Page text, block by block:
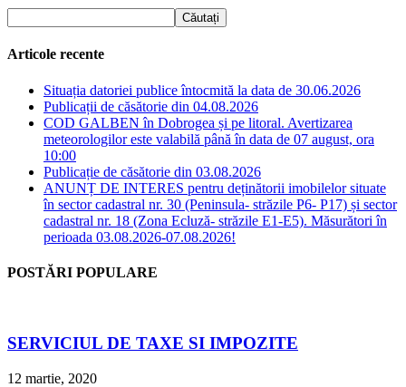
Articole recente
Situația datoriei publice întocmită la data de 30.06.2026
Publicații de căsătorie din 04.08.2026
COD GALBEN în Dobrogea și pe litoral. Avertizarea
meteorologilor este valabilă până în data de 07 august, ora
10:00
Publicație de căsătorie din 03.08.2026
ANUNȚ DE INTERES pentru deținătorii imobilelor situate
în sector cadastral nr. 30 (Peninsula- străzile P6- P17) și sector
cadastral nr. 18 (Zona Ecluză- străzile E1-E5). Măsurători în
perioada 03.08.2026-07.08.2026!
POSTĂRI POPULARE
SERVICIUL DE TAXE SI IMPOZITE
12 martie, 2020